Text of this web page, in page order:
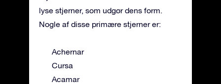
lyse stjerner, som udgør dens form.
Nogle af disse primære stjerner er:
Achernar
Cursa
Acamar